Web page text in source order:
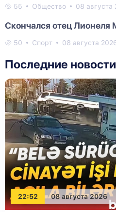
55 Общество 08 августа
Скончался отец Лионеля
50 Спорт 08 августа
Последние новости
22:52 08 августа 2026